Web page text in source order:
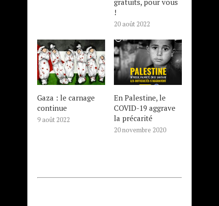
gratuits, pour vous
!
20 août 2022
Gaza : le carnage
continue
9 août 2022
En Palestine, le
COVID-19 aggrave
la précarité
20 novembre 2020